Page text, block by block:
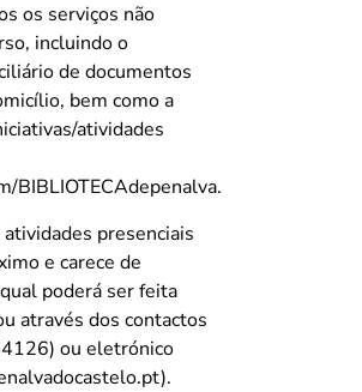
os serviços não
incluindo o
de documentos
bem como a
atividades
BIBLIOTECAdepenalva.
presenciais
e carece de
poderá ser feita
através dos contactos
ou eletrónico